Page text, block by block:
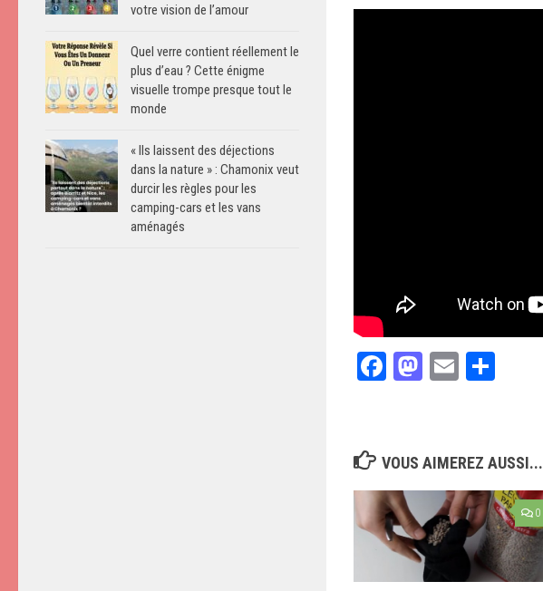
Facebook
Mastodon
Email
VOUS AIMEREZ AUSSI...
0
votre vision de l’amour
Quel verre contient réellement le
plus d’eau ? Cette énigme
visuelle trompe presque tout le
monde
« Ils laissent des déjections
dans la nature » : Chamonix veut
durcir les règles pour les
camping-cars et les vans
aménagés